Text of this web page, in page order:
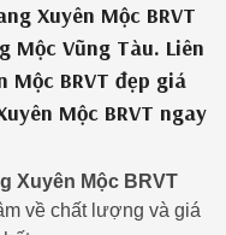
Xuyên Mộc BRVT
Mộc Vũng Tàu. Liên
Mộc BRVT đẹp giá
Mộc BRVT ngay
Xuyên Mộc BRVT
về chất lượng và giá